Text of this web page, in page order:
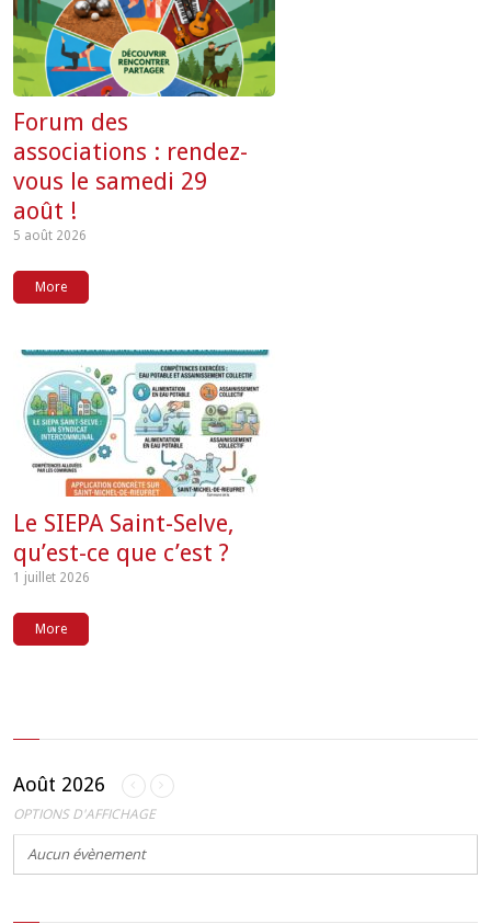
Forum des
associations : rendez-
vous le samedi 29
août !
5 août 2026
More
Le SIEPA Saint-Selve,
qu’est-ce que c’est ?
1 juillet 2026
More
Août 2026
OPTIONS D'AFFICHAGE
Aucun évènement